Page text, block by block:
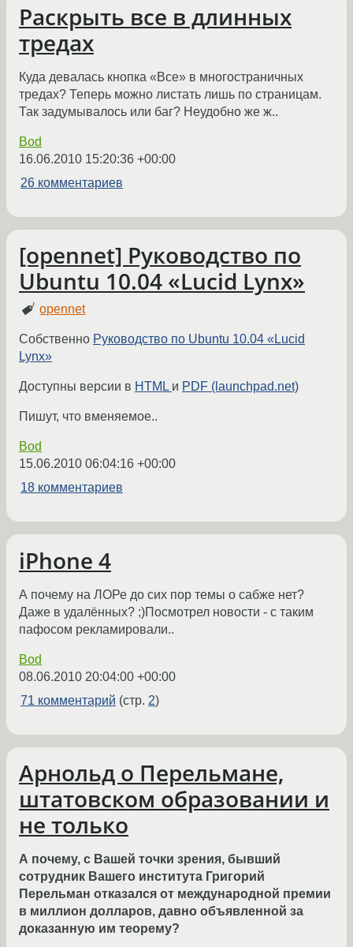
Раскрыть все в длинных
тредах
Куда девалась кнопка «Все» в многостраничных
тредах? Теперь можно листать лишь по страницам.
Так задумывалось или баг? Неудобно же ж..
Bod
16.06.2010 15:20:36 +00:00
26 комментариев
[opennet] Руководство по
Ubuntu 10.04 «Lucid Lynx»
opennet
Собственно Руководство по Ubuntu 10.04 «Lucid
Lynx»
Доступны версии в HTML и PDF (launchpad.net)
Пишут, что вменяемое..
Bod
15.06.2010 06:04:16 +00:00
18 комментариев
iPhone 4
А почему на ЛОРе до сих пор темы о сабже нет?
Даже в удалённых? ;)Посмотрел новости - с таким
пафосом рекламировали..
Bod
08.06.2010 20:04:00 +00:00
71 комментарий (стр. 2)
Арнольд о Перельмане,
штатовском образовании и
не только
А почему, с Вашей точки зрения, бывший
сотрудник Вашего института Григорий
Перельман отказался от международной премии
в миллион долларов, давно объявленной за
доказанную им теорему?